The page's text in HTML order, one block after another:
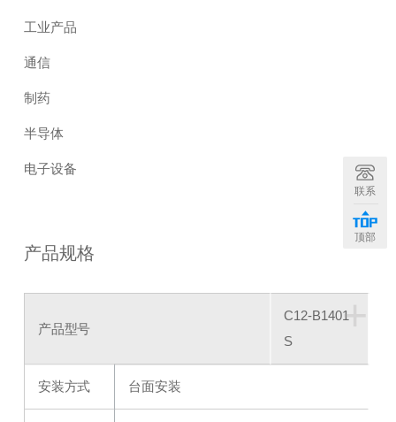
工业产品
通信
制药
半导体
电子设备
产品规格
+
产品型号
C12-B1401
S
安装方式 台面安装
联系
顶部